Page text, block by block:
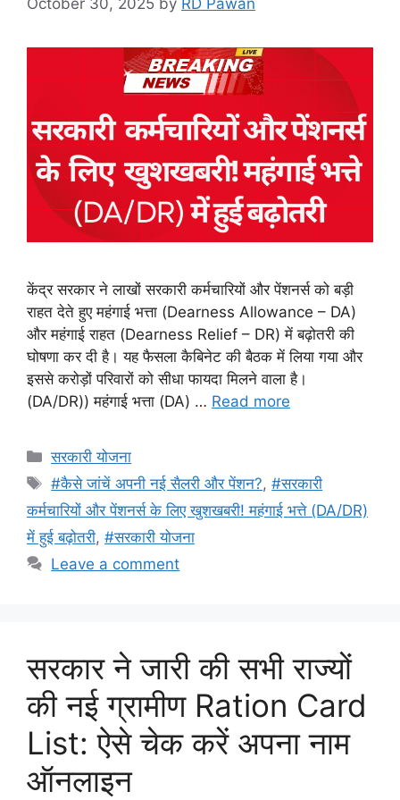
केंद्र सरकार ने लाखों सरकारी कर्मचारियों और पेंशनर्स को बड़ी
राहत देते हुए महंगाई भत्ता (Dearness Allowance – DA)
और महंगाई राहत (Dearness Relief – DR) में बढ़ोतरी की
घोषणा कर दी है। यह फैसला कैबिनेट की बैठक में लिया गया और
इससे करोड़ों परिवारों को सीधा फायदा मिलने वाला है।
(DA/DR)) महंगाई भत्ता (DA) … Read more
Categories
सरकारी योजना
Tags
#कैसे जांचें अपनी नई सैलरी और पेंशन?,#सरकारी
कर्मचारियों और पेंशनर्स के लिए खुशखबरी! महंगाई भत्ते (DA/DR)
में हुई बढ़ोतरी, #सरकारी योजना
Leave a comment
सरकार ने जारी की सभी राज्यों
की नई ग्रामीण Ration Card
List: ऐसे चेक करें अपना नाम
ऑनलाइन